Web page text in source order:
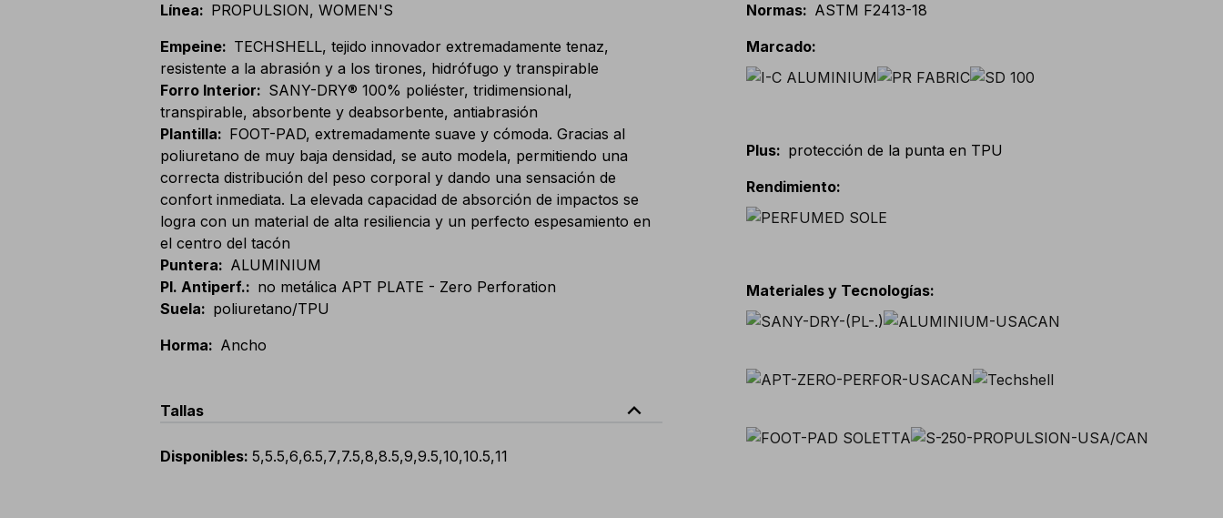
Línea: PROPULSION, WOMEN'S
Empeine: TECHSHELL, tejido innovador extremadamente tenaz,
resistente a la abrasión y a los tirones, hidrófugo y transpirable
Forro Interior: SANY-DRY® 100% poliéster, tridimensional,
transpirable, absorbente y deabsorbente, antiabrasión
Plantilla: FOOT-PAD, extremadamente suave y cómoda. Gracias al
poliuretano de muy baja densidad, se auto modela, permitiendo una
correcta distribución del peso corporal y dando una sensación de
confort inmediata. La elevada capacidad de absorción de impactos se
logra con un material de alta resiliencia y un perfecto espesamiento en
el centro del tacón
Puntera: ALUMINIUM
Pl. Antiperf.: no metálica APT PLATE - Zero Perforation
Suela: poliuretano/TPU
Horma: Ancho
Tallas expand_less
Disponibles: 5,5.5,6,6.5,7,7.5,8,8.5,9,9.5,10,10.5,11
Normas: ASTM F2413-18
Marcado:
Plus: protección de la punta en TPU
Rendimiento:
Materiales y Tecnologías: